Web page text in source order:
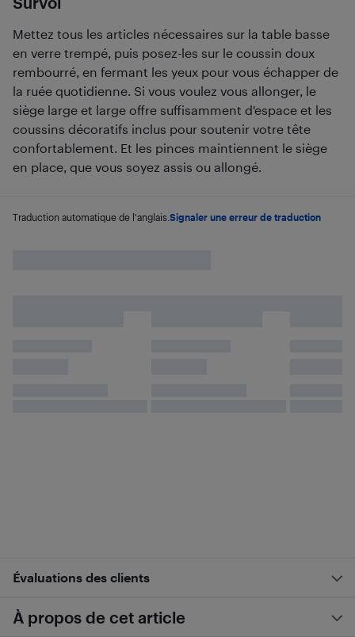
Mettez tous les articles nécessaires sur la table basse
en verre trempé, puis posez-les sur le coussin doux
rembourré, en fermant les yeux pour vous échapper de
la ruée quotidienne. Si vous voulez vous allonger, le
siège large et large offre suffisamment d'espace et les
coussins décoratifs inclus pour soutenir votre tête
confortablement. Et les pinces maintiennent le siège
en place, que vous soyez assis ou allongé.
Traduction automatique de l'anglais. Signaler une erreur de traduction
Évaluations des clients
À propos de cet article